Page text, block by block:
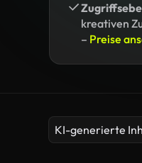
kreativen
– Preise
KI-generierte